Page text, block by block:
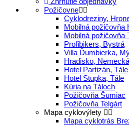
Požičovne
Cyklodreziny,
Mobilná požičovňa
Mobilná požičovňa
Profibikers, Bystrá
Villa Ďumbierka,
Hradisko, Nemecká
Hotel Partizán, Tále
Hotel Stupka, Tále
Kúria na Táloch
Požičovňa Šumiac
Požičovňa Telgárt
Mapa cyklovýlety
Mapa cyklotrás